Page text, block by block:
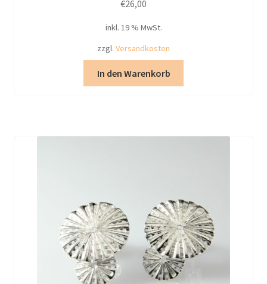
€26,00
inkl. 19 % MwSt.
zzgl. Versandkosten
In den Warenkorb